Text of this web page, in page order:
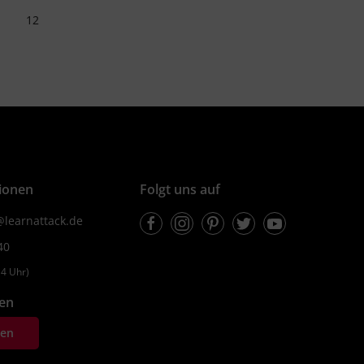
12
Uhr)
Folgt uns auf
FacebookInstagramPinterestTwitterYoutube